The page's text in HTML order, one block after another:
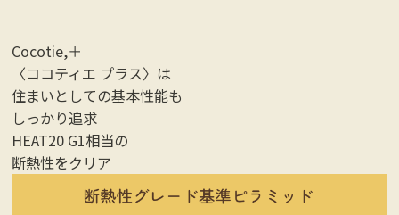
Cocotie,＋
〈ココティエ プラス〉は
住まいとしての基本性能も
しっかり追求
HEAT20 G1相当の
断熱性をクリア